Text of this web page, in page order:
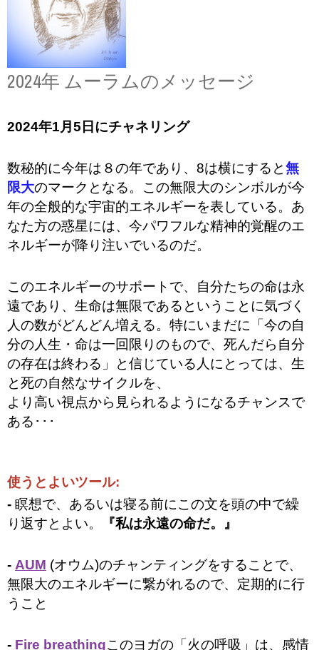
2024年 ムーラムのメッセージ
2024年1月5日にチャネリング
数秘的に今年は８の年であり、8は横にすると無
限大のマークとなる。この無限大のシンボルが今
年の全般的な宇宙的エネルギーを表している。あ
なた方の惑星には、今パワフルな精神的覚醒のエ
ネルギーが降り注いでいるのだ。
このエネルギーのサポートで、自分たちの命は永
遠であり、生命は無限であるということに気づく
人の数がどんどん増える。特にいまだに「今の自
分の人生・命は一回限りのもので、死んだら自分
の存在は終わる」と信じている人にとっては、生
と死の自然なサイクルを、
より高い視点から見られるようになるチャンスで
ある･･･
使うとよいツール:
- 瞑想で、あるいは寝る前にこの文を頭の中で繰
り返すとよい。
『私は永遠の命だ。』
- AUM (オウム)のチャンティングをすることで、
無限大のエネルギーに繋がれるので、定期的に行
うこと
- Fire breathingこのヨガの「火の呼吸」は、感情